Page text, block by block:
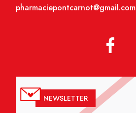
pharmaciepontcarnot@gmail.com
NEWSLETTER